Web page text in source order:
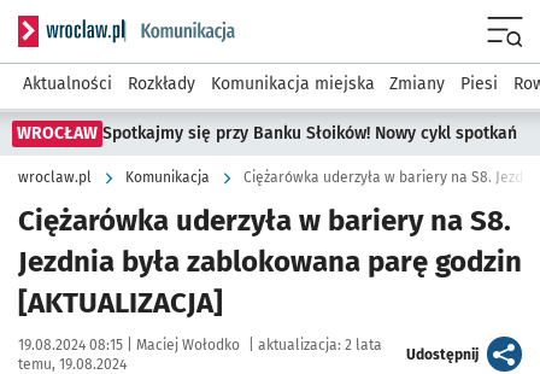
Serwis informacyjny wroclaw.pl podserwis: Komunikacja
Aktualności Rozkłady Komunikacja miejska Zmiany Piesi
WROCŁAW Spotkajmy się przy Banku Słoików! Nowy cykl spotkań
wroclaw.pl Komunikacja
Ciężarówka uderzyła w bariery na S8.
Jezdnia była zablokowana parę godzin
[AKTUALIZACJA]
Data publikacji:
19.08.2024 08:15 | Autor:
Maciej Wołodko aktualizacja: 2 lata
temu, 19.08.2024
Udostępnijartykuł